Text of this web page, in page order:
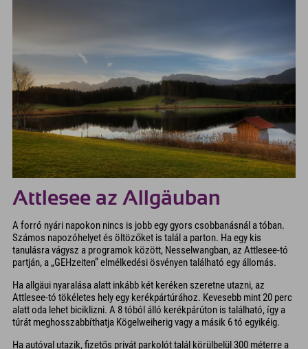
Attlesee az Allgäuban
A forró nyári napokon nincs is jobb egy gyors csobbanásnál a tóban.
Számos napozóhelyet és öltözőket is talál a parton. Ha egy kis
tanulásra vágysz a programok között, Nesselwangban, az Attlesee-tó
partján, a „GEHzeiten” elmélkedési ösvényen található egy állomás.
Ha allgäui nyaralása alatt inkább két keréken szeretne utazni, az
Attlesee-tó tökéletes hely egy kerékpártúrához. Kevesebb mint 20 perc
alatt oda lehet biciklizni. A 8 tóból álló kerékpárúton is található, így a
túrát meghosszabbíthatja Kögelweiherig vagy a másik 6 tó egyikéig.
Ha autóval utazik, fizetős privát parkolót talál körülbelül 300 méterre a